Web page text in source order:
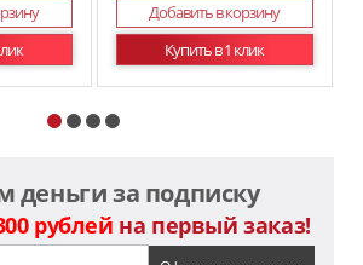
Добавить в корзину
Купить в 1 клик
деньги за подписку
рублей на первый заказ!